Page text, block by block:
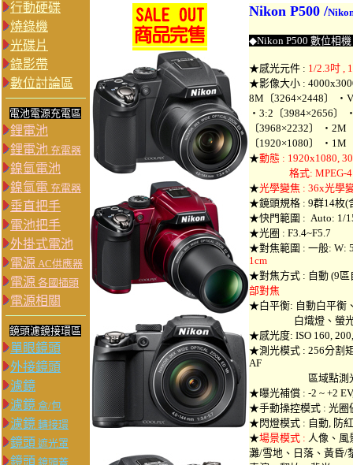
行動硬碟
燒錄機
光碟片
錄影帶
數位討論區
電池電源充電區
鋰電池
鋰電池 充電器
鎳氫電池
鎳氫電 充電器
垂直把手
電池把手
外掛式電池
電源 AC供應器
電源 各國插頭
電源相關
鏡頭濾鏡接環區
單眼鏡頭
外接鏡頭
濾鏡
濾鏡 盒/包
濾鏡 轉接環
鏡頭 遮光罩
鏡頭 鏡頭蓋
Nikon P500 /
◆Nikon P500 數位相
★感光元件 : 1/2.3吋 ,
★影像大小 :
8M〔3264×2448〕 ・
・3:2〔3984×2656〕
〔3968×2232〕 ・
〔1920×1080〕 ・
★動態 : 1920x1080,
格式: MPEG-4
★光學變焦 : 36x光學
★鏡頭規格 : 9群14枚(
★快門範圍 : Auto: 1/
★光圈 : F3.4~F5.7
★對焦範圍 : 一般: W:
1cm
★對焦方式 : 自動 (9區
部對焦
★白平衡: 自動白平衡
白熾燈、螢光燈
★感光度: ISO 160,
★測光模式 : 256分割
AF
區域點測
★曝光補償 : -2 ~ +2
★手動操控模式 : 光圈
★閃燈模式 : 自動, 防
★場景模式 : 人像、風
灘/雪地、日落、黃昏/